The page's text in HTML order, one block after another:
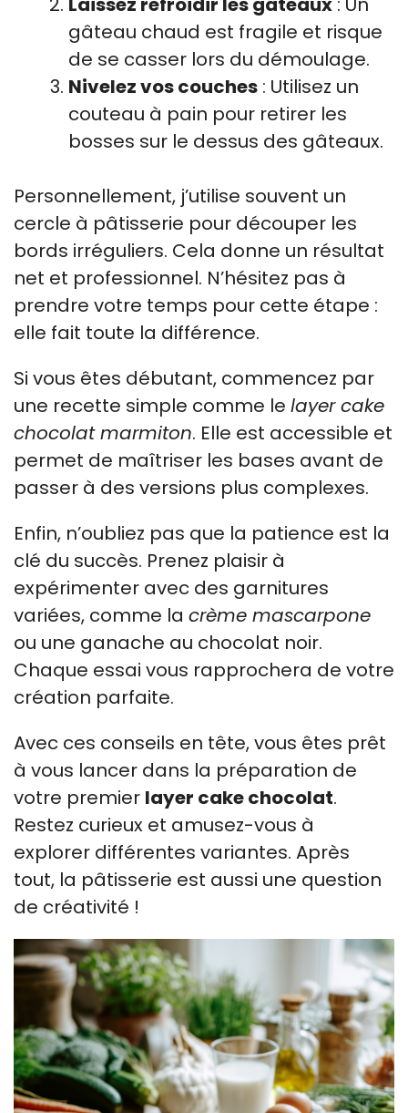
gâteau chaud est fragile et risque
de se casser lors du démoulage.
Nivelez vos couches : Utilisez un
couteau à pain pour retirer les
bosses sur le dessus des gâteaux.
Personnellement, j’utilise souvent un
cercle à pâtisserie pour découper les
bords irréguliers. Cela donne un résultat
net et professionnel. N’hésitez pas à
prendre votre temps pour cette étape :
elle fait toute la différence.
Si vous êtes débutant, commencez par
une recette simple comme le layer cake
chocolat marmiton. Elle est accessible et
permet de maîtriser les bases avant de
passer à des versions plus complexes.
Enfin, n’oubliez pas que la patience est la
clé du succès. Prenez plaisir à
expérimenter avec des garnitures
variées, comme la crème mascarpone
ou une ganache au chocolat noir.
Chaque essai vous rapprochera de votre
création parfaite.
Avec ces conseils en tête, vous êtes prêt
à vous lancer dans la préparation de
votre premier layer cake chocolat.
Restez curieux et amusez-vous à
explorer différentes variantes. Après
tout, la pâtisserie est aussi une question
de créativité !